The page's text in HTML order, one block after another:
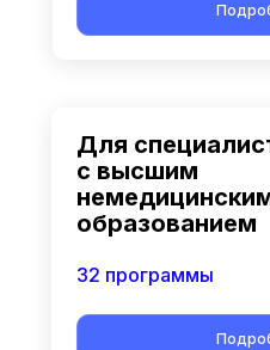
Для
с высшим
образованием
32 программы